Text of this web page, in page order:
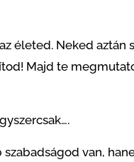
életed. Neked aztán
Majd te
van,